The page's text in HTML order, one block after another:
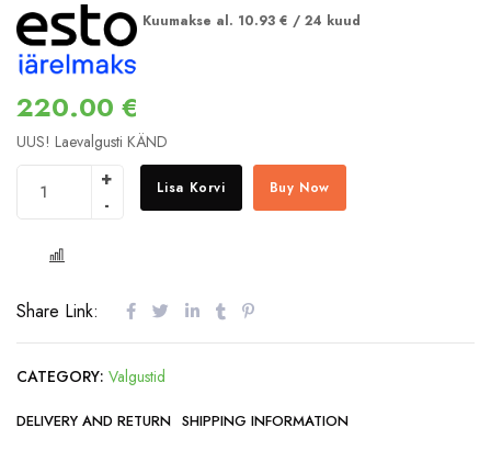
Kuumakse al. 10.93 € / 24 kuud
220.00 €
UUS! Laevalgusti KÄND
Lisa Korvi Buy Now
Share Link:
CATEGORY: Valgustid
DELIVERY AND RETURN SHIPPING INFORMATION